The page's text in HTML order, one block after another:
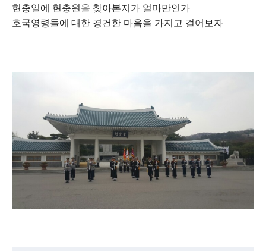
현충일에 현충원을 찾아본지가 얼마만인가.
호국영령들에 대한 경건한 마음을 가지고 걸어보자